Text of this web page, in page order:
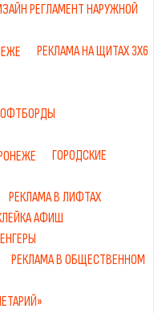
РЕГЛАМЕНТ НАРУЖНОЙ
РЕКЛАМА НА ЩИТАХ 3Х6
ГОРОДСКИЕ
РЕКЛАМА В ЛИФТАХ
АФИШ
РЕКЛАМА В ОБЩЕСТВЕННОМ